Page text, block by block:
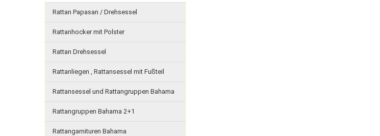
Rattan Papasan / Drehsessel
Rattanhocker mit Polster
Rattan Drehsessel
Rattanliegen , Rattansessel mit Fußteil
Rattansessel und Rattangruppen Bahama
Rattangruppen Bahama 2+1
Rattangarnituren Bahama